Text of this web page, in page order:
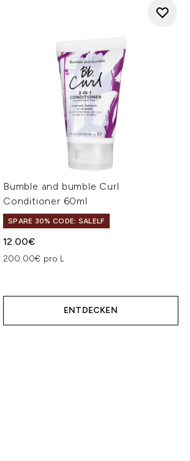
Bumble and bumble Curl
Conditioner 60ml
SPARE 30% CODE: SALELF
12.00€
200.00€ pro L
ENTDECKEN